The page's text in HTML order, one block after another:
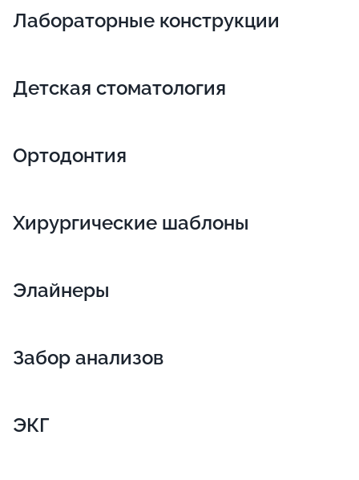
Лабораторные конструкции
Детская стоматология
Ортодонтия
Хирургические шаблоны
Элайнеры
Забор анализов
ЭКГ